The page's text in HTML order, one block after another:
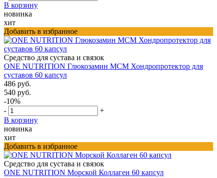
В корзину
новинка
хит
Добавить в избранное
Средство для сустава и связок
ONE NUTRITION Глюкозамин МСМ Хондропротектор для
суставов 60 капсул
486 руб.
540 руб.
-10%
-
+
В корзину
новинка
хит
Добавить в избранное
Средство для сустава и связок
ONE NUTRITION Морской Коллаген 60 капсул